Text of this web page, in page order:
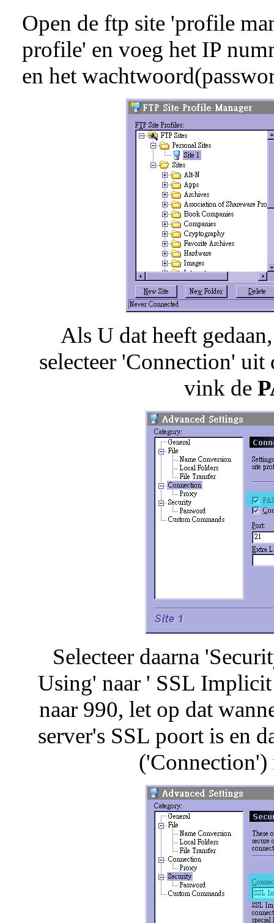
Open de ftp site 'profile
profile' en voeg het IP
en het
Als U dat heeft
selecteer 'Connection'
vink de
Selecteer daarna
Using' naar ' SSL
naar 990, let op dat
server's SSL poort is en
('Connection')